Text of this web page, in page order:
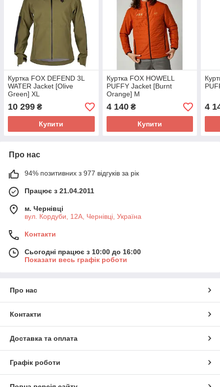
Куртка FOX DEFEND 3L
WATER Jacket [Olive
Green] XL
10 299 ₴
Купити
Куртка FOX HOWELL
PUFFY Jacket [Burnt
Orange] M
4 140₴
Купити
4
Про нас
94% позитивних з 977 відгуків за рік
Працює з 21.04.2011
м. Чернівці
вул. Кордуби, 12А, Чернівці, Україна
Контакти
Сьогодні працює з 10:00 до 16:00
Показати весь графік роботи
Про нас
Контакти
Доставка та оплата
Графік роботи